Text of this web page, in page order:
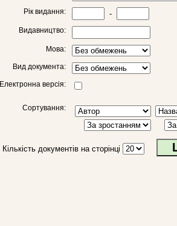
Рік видання: -
Видавництво:
Мова:
Вид документа:
Електронна версія:
Сортування:
Кількість документів на сторінці